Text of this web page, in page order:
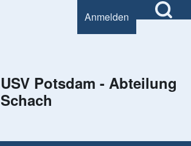
User account menu
Anmelden
USV Potsdam - Abteilung
Schach